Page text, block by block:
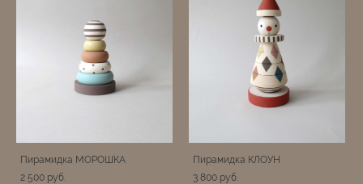
Пирамидка МОРОШКА
2 500 pуб.
Пирамидка КЛОУН
3 800 pуб.